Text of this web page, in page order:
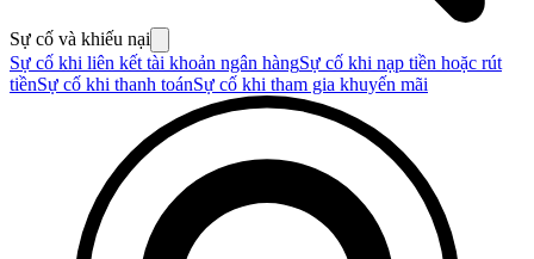
Sự cố và khiếu nại
Sự cố khi liên kết tài khoản ngân hàngSự cố khi nạp tiền hoặc rút
tiềnSự cố khi thanh toánSự cố khi tham gia khuyến mãi